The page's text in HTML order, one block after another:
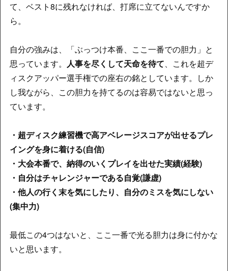
て、ベスト8に残れなければ、打席に立てないんですか
ら。
自分の強みは、「ぶっつけ本番、ここ一番での胆力」と
思っています。 人事を尽くして天命を待て、これを超デ
ィスクアッパー選手権での座右の銘としています。しか
し我ながら、この胆力を持てるのは容易ではないと思っ
ています。
・超ディスク練習機で高アベレージスコアが出せるプレ
イングを身に着ける(自信)
・大会本番で、納得のいくプレイを出せた実績(経験)
・自分はチャレンジャーである自覚(謙虚)
・他人の行く末を気にしたり、自分のミスを気にしない
(集中力)
最低この4つはないと、ここ一番で光る胆力は身に付かな
いと思います。